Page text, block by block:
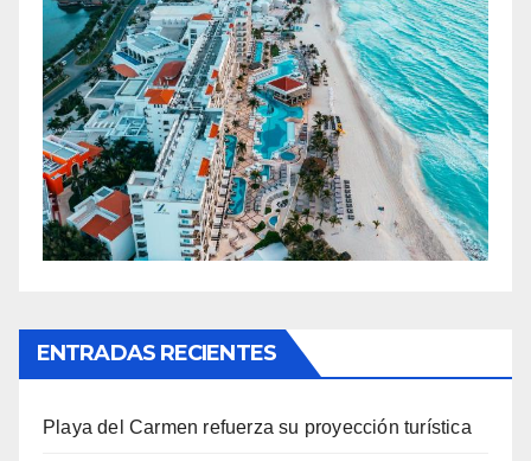
ENTRADAS RECIENTES
Playa del Carmen refuerza su proyección turística